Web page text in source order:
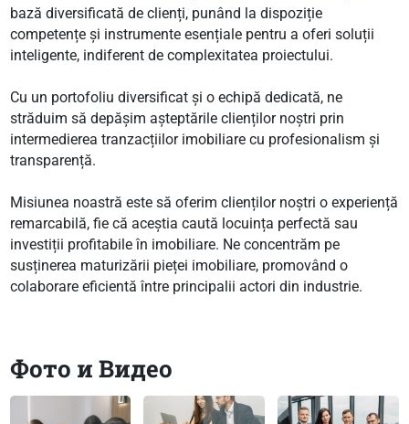
bază diversificată de clienți, punând la dispoziție
competențe și instrumente esențiale pentru a oferi soluții
inteligente, indiferent de complexitatea proiectului.
Cu un portofoliu diversificat și o echipă dedicată, ne
străduim să depășim așteptările clienților noștri prin
intermedierea tranzacțiilor imobiliare cu profesionalism și
transparență.
Misiunea noastră este să oferim clienților noștri o experiență
remarcabilă, fie că aceștia caută locuința perfectă sau
investiții profitabile în imobiliare. Ne concentrăm pe
susținerea maturizării pieței imobiliare, promovând o
colaborare eficientă între principalii actori din industrie.
Фото и Видео